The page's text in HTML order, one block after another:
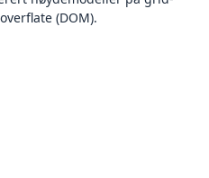
(DOM).